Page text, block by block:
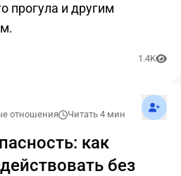
прогула и другим
1.4K
отношения Читать 4 мин
как
без